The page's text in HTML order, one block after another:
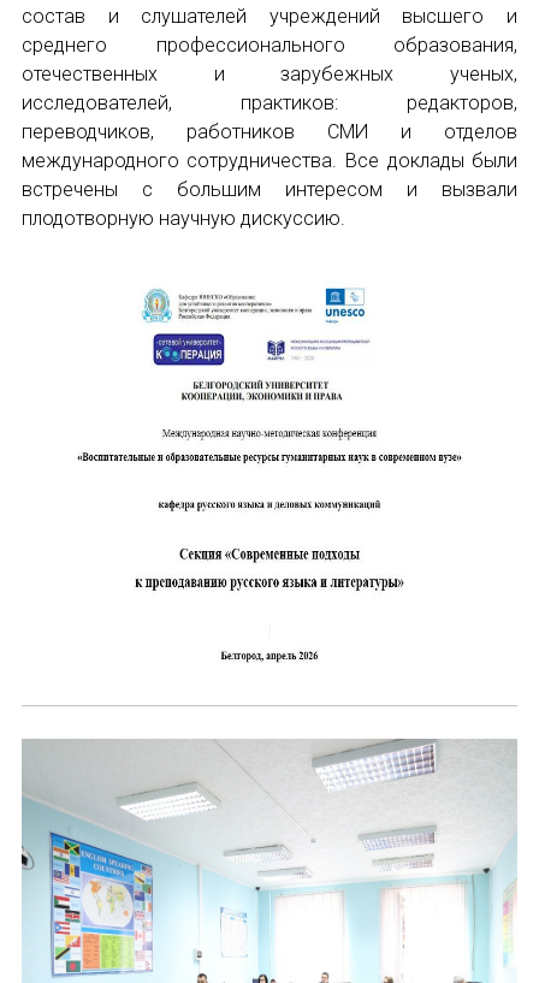
Научно-практические семинары по
Международная конференция по РКИ в
Международный форум TERRA RUSISTICA в
Семинар в Абу-Даби: Русский язык и
Международный форум TERRA RUSISTICA в
«Вопросы русского языка в юридических
Конференция по переводу в Малаге
Год Ф.М. Достоевского: обзор
Форум в Гаване «Русская литература в
Мобильное приложение TORFL GO
БИБЛИОТЕКА МАПРЯЛ
+7 953 347-74-80
info@mapryal.org
состав и слушателей учреждений высшего и
среднего профессионального образования,
отечественных и зарубежных ученых,
исследователей, практиков: редакторов,
переводчиков, работников СМИ и отделов
международного сотрудничества. Все доклады были
встречены с большим интересом и вызвали
плодотворную научную дискуссию.
Отправить